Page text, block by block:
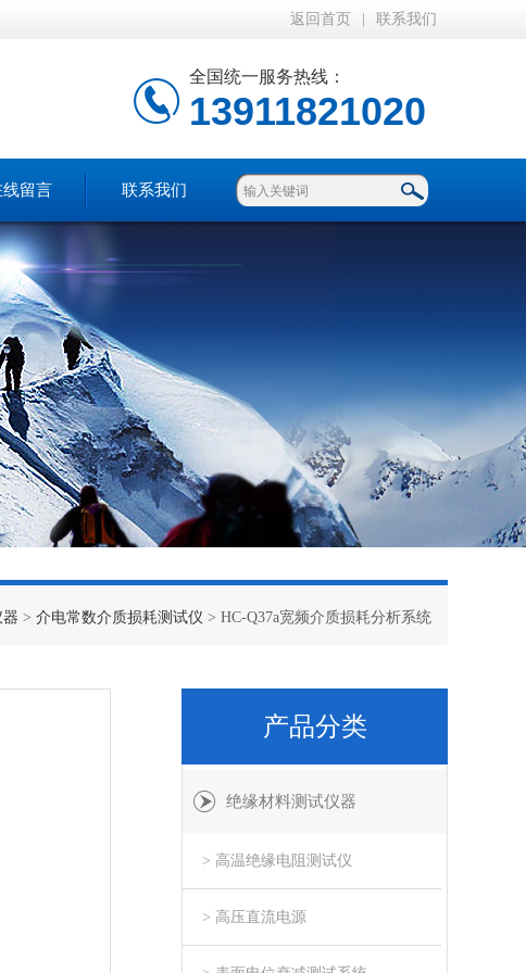
返回首页 联系我们
全国统一服务热线：
13911821020
线留言 联系我们
> 介电常数介质损耗测试仪 > HC-Q37a宽频介质损耗分析系统
产品分类
绝缘材料测试仪器
> 高温绝缘电阻测试仪
> 高压直流电源